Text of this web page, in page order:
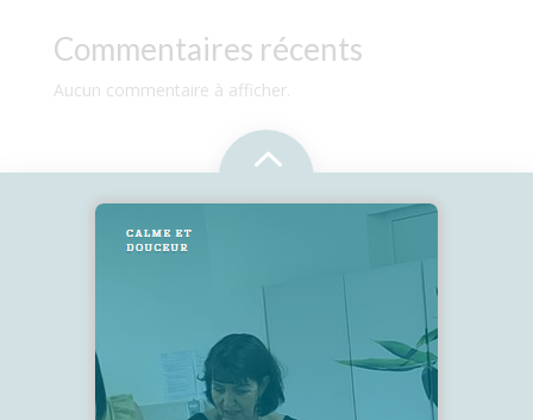
Commentaires récents
Aucun commentaire à afficher.
2